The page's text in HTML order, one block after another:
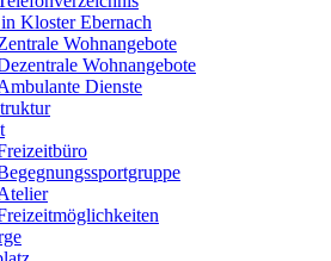
Kloster Ebernach
Wohnangebote
Wohnangebote
Dienste